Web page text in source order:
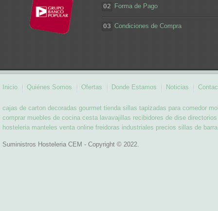
02 Forma de Pago
03 Condiciones de Compra
Inicio Quiénes Somos Ofertas Donde Estamos Noticias
cajas de carton decoradas gourmet tienda sillas tapizadas para comedor
comprar muebles de cocina cesta lavavajillas recibidores de dise
hosteleria manteles venta online freidoras industriales precios sillas de barra
Suministros Hosteleria CEM - Copyright © 2022.